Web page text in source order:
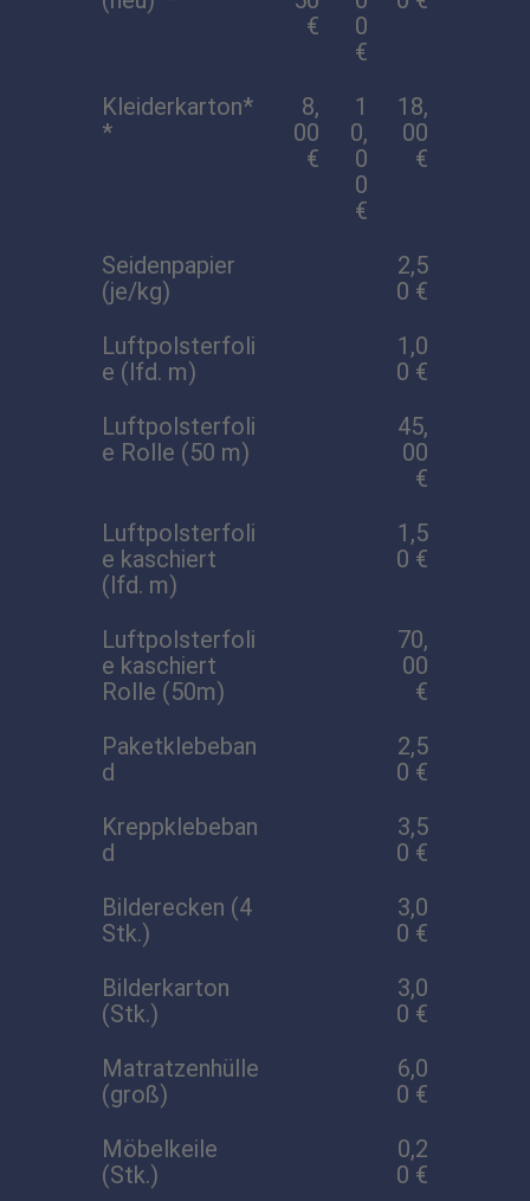
€
0
€
Kleiderkarton*
*
8,
00
€
1
0,
0
0
€
18,
00
€
Seidenpapier
(je/kg)
2,5
0 €
Luftpolsterfoli
e (lfd. m)
1,0
0 €
Luftpolsterfoli
e Rolle (50 m)
45,
00
€
Luftpolsterfoli
e kaschiert
(lfd. m)
1,5
0 €
Luftpolsterfoli
e kaschiert
Rolle (50m)
70,
00
€
Paketklebeban
d
2,5
0 €
Kreppklebeban
d
3,5
0 €
Bilderecken (4
Stk.)
3,0
0 €
Bilderkarton
(Stk.)
3,0
0 €
Matratzenhülle
(groß)
6,0
0 €
Möbelkeile
(Stk.)
0,2
0 €